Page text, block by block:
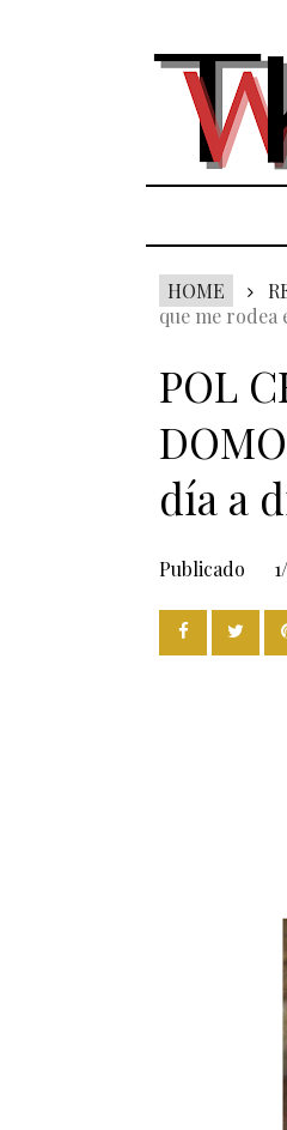
HOME
que me rodea
POL
día a
Publicado